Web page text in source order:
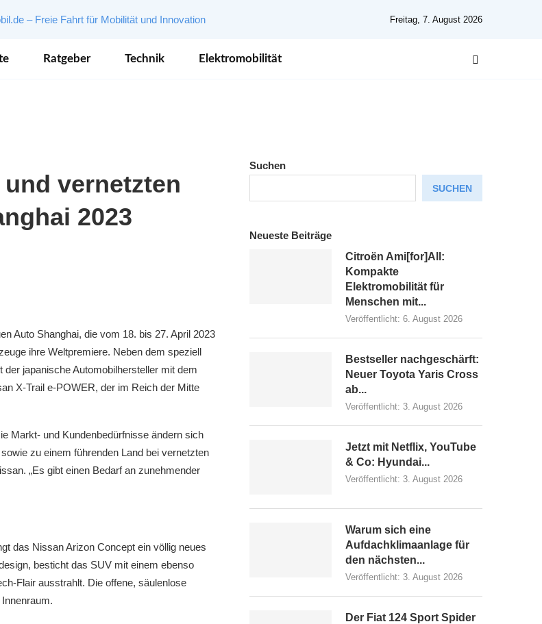
Freitag, 7. August 2026
Ratgeber Technik Elektromobilität
vernetzten
2023
Auto Shanghai, die vom 18. bis 27. April 2023
ihre Weltpremiere. Neben dem speziell
japanische Automobilhersteller mit dem
X-Trail e-POWER, der im Reich der Mitte
Markt- und Kundenbedürfnisse ändern sich
zu einem führenden Land bei vernetzten
„Es gibt einen Bedarf an zunehmender
das Nissan Arizon Concept ein völlig neues
besticht das SUV mit einem ebenso
Flair ausstrahlt. Die offene, säulenlose
Suchen
SUCHEN
Neueste Beiträge
Citroën Ami[for]All:
Kompakte
Elektromobilität für
Menschen mit...
Veröffentlicht: 6. August 2026
Bestseller nachgeschärft:
Neuer Toyota Yaris Cross
ab...
Veröffentlicht: 3. August 2026
Jetzt mit Netflix, YouTube
& Co: Hyundai...
Veröffentlicht: 3. August 2026
Warum sich eine
Aufdachklimaanlage für
den nächsten...
Veröffentlicht: 3. August 2026
Der Fiat 124 Sport Spider